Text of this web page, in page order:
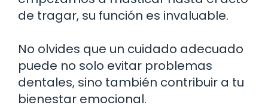
de tragar, su función es invaluable.
No olvides que un cuidado adecuado
puede no solo evitar problemas
dentales, sino también contribuir a tu
bienestar emocional.